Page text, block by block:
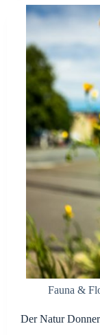
Fauna &
Der Natur